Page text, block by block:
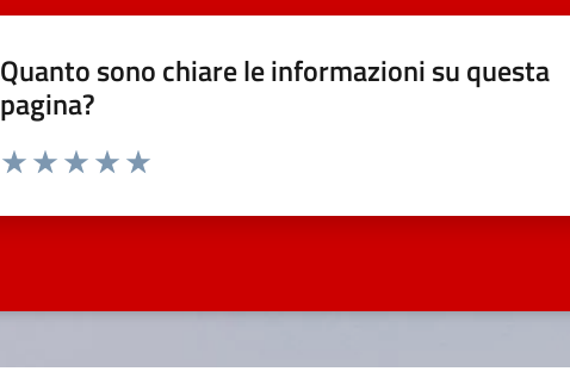
Quanto sono chiare le informazioni su questa
pagina?
Valuta da 1 a 5 stelle la pagina